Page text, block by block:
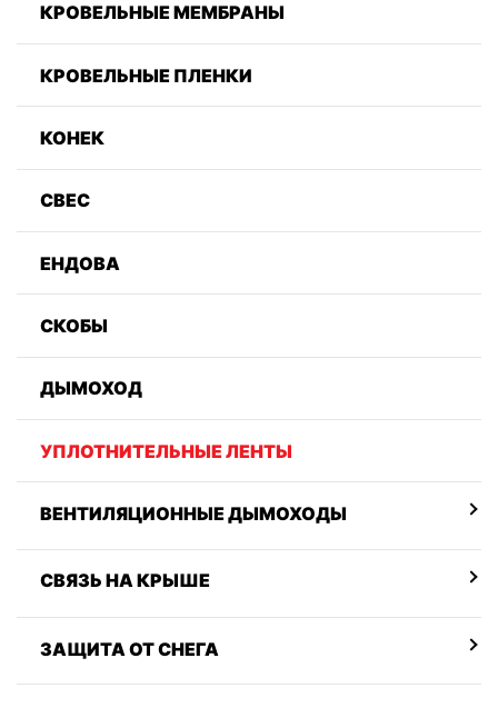
КРОВЕЛЬНЫЕ МЕМБРАНЫ
КРОВЕЛЬНЫЕ ПЛЕНКИ
КОНЕК
СВЕС
ЕНДОВА
СКОБЫ
ДЫМОХОД
УПЛОТНИТЕЛЬНЫЕ ЛЕНТЫ
ВЕНТИЛЯЦИОННЫЕ ДЫМОХОДЫ
СВЯЗЬ НА КРЫШЕ
ЗАЩИТА ОТ СНЕГА